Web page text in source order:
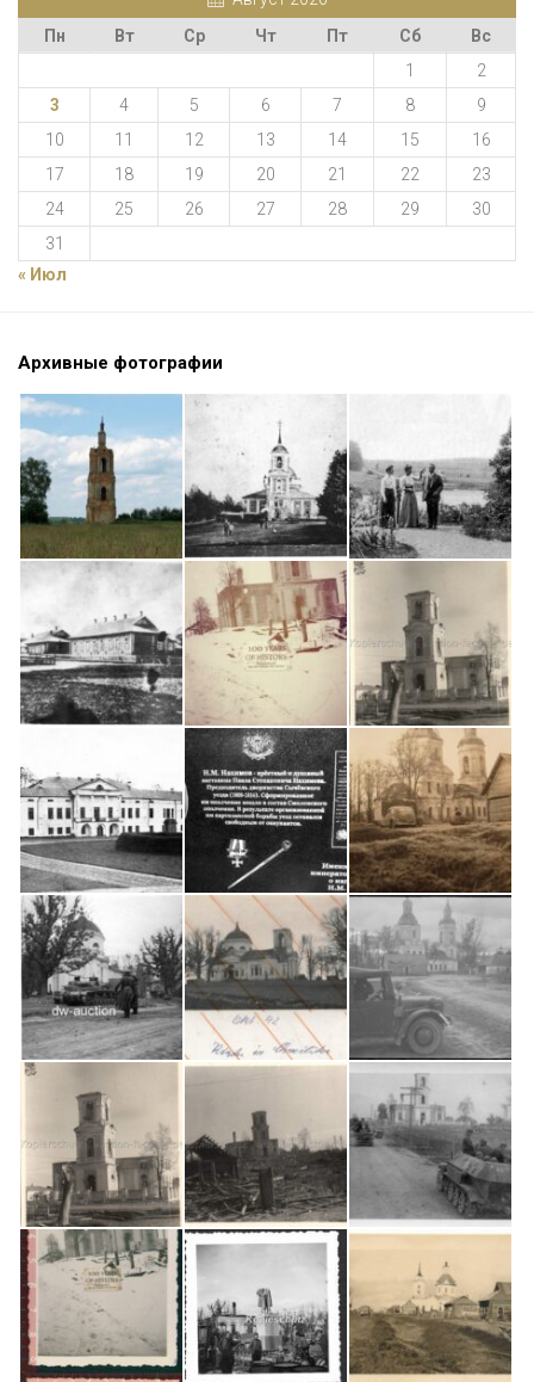
Пн
Вт Ср Чт Пт Сб
Вс
1
2
3
4 5 6 7 8
9
10
11 12 13 14 15
16
17
18 19 20 21 22
23
24
25 26 27 28 29
30
31
« Июл
Архивные фотографии